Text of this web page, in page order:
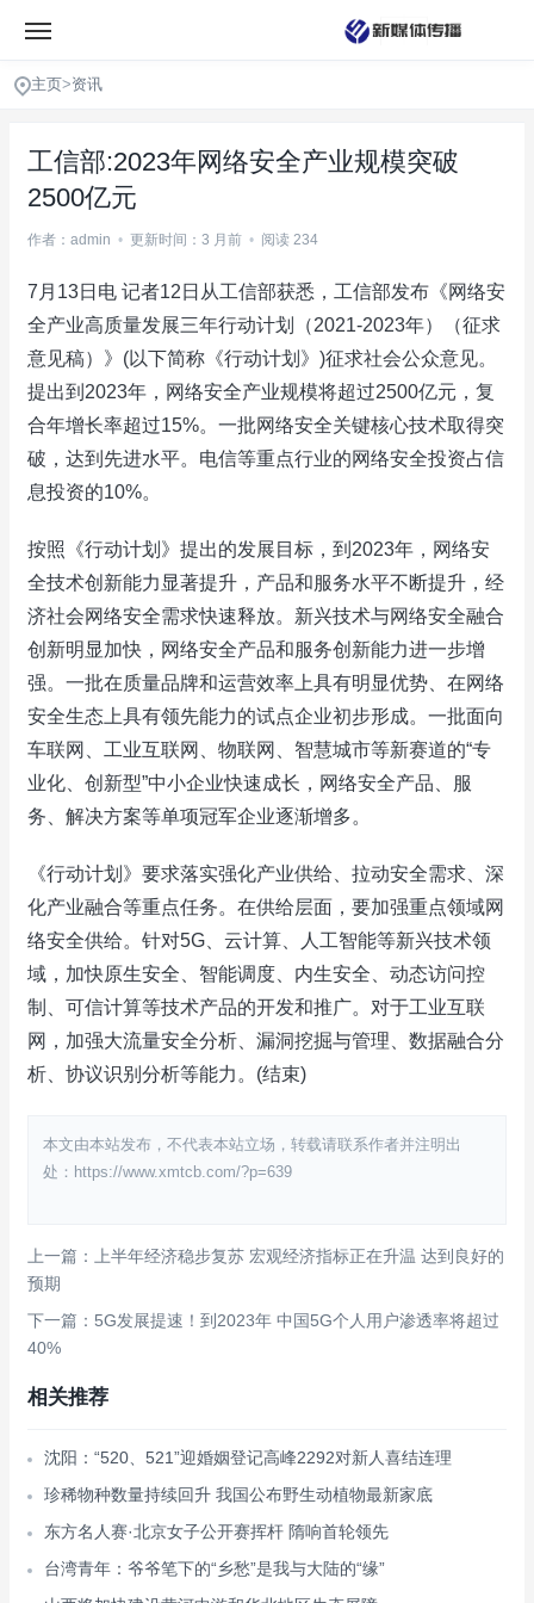
主页>资讯
工信部:2023年网络安全产业规模突破
2500亿元
作者：admin • 更新时间：3 月前 • 阅读 234
7月13日电 记者12日从工信部获悉，工信部发布《网络安
全产业高质量发展三年行动计划（2021-2023年）（征求
意见稿）》(以下简称《行动计划》)征求社会公众意见。
提出到2023年，网络安全产业规模将超过2500亿元，复
合年增长率超过15%。一批网络安全关键核心技术取得突
破，达到先进水平。电信等重点行业的网络安全投资占信
息投资的10%。
按照《行动计划》提出的发展目标，到2023年，网络安
全技术创新能力显著提升，产品和服务水平不断提升，经
济社会网络安全需求快速释放。新兴技术与网络安全融合
创新明显加快，网络安全产品和服务创新能力进一步增
强。一批在质量品牌和运营效率上具有明显优势、在网络
安全生态上具有领先能力的试点企业初步形成。一批面向
车联网、工业互联网、物联网、智慧城市等新赛道的“专
业化、创新型”中小企业快速成长，网络安全产品、服
务、解决方案等单项冠军企业逐渐增多。
《行动计划》要求落实强化产业供给、拉动安全需求、深
化产业融合等重点任务。在供给层面，要加强重点领域网
络安全供给。针对5G、云计算、人工智能等新兴技术领
域，加快原生安全、智能调度、内生安全、动态访问控
制、可信计算等技术产品的开发和推广。对于工业互联
网，加强大流量安全分析、漏洞挖掘与管理、数据融合分
析、协议识别分析等能力。(结束)
本文由本站发布，不代表本站立场，转载请联系作者并注明出
处：https://www.xmtcb.com/?p=639
上一篇：上半年经济稳步复苏 宏观经济指标正在升温 达到良好的
预期
下一篇：5G发展提速！到2023年 中国5G个人用户渗透率将超过
40%
相关推荐
沈阳：“520、521”迎婚姻登记高峰2292对新人喜结连理
珍稀物种数量持续回升 我国公布野生动植物最新家底
东方名人赛·北京女子公开赛挥杆 隋响首轮领先
台湾青年：爷爷笔下的“乡愁”是我与大陆的“缘”